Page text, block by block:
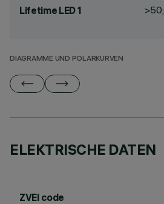
Lifetime LED 1
DIAGRAMME UND POLARKURVEN
ELEKTRISCHE DATEN
ZVEI code